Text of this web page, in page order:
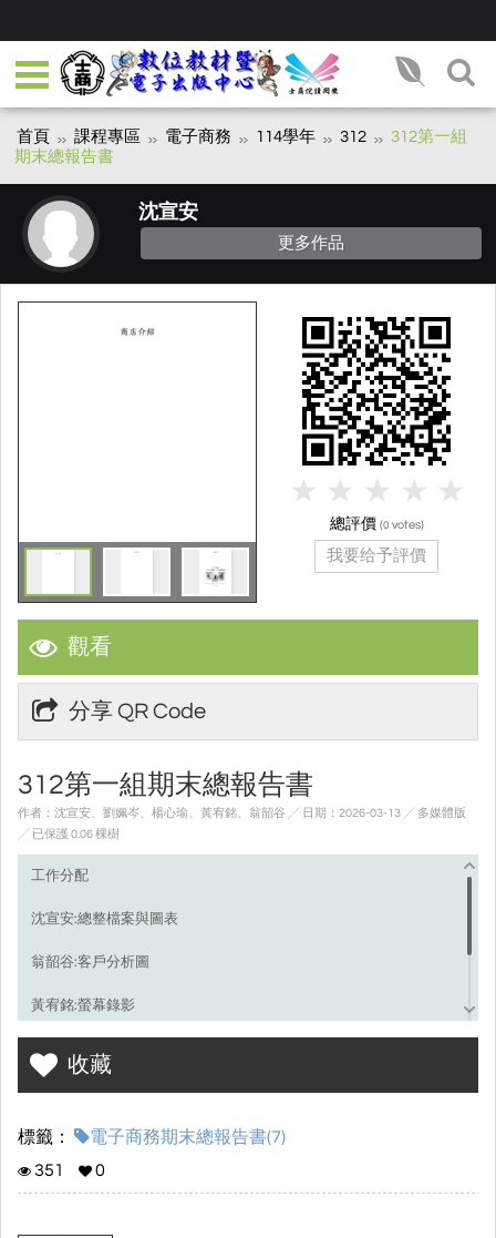
首頁 課程專區 電子商務 114學年 312
312第一組
期末總報告書
沈宣安
更多作品
觀看
分享 QR Code
312第一組期末總報告書
作者：沈宣安、劉姵岑、楊心瑜、黃宥銘、翁韶谷 ╱ 日期：2026-03-13 ╱ 多媒體版
╱ 已保護 0.06 棵樹
工作分配
沈宣安:總整檔案與圖表
翁韶谷:客戶分析圖
黃宥銘:螢幕錄影
劉姵岑:營業報表與網路流量分析表
收藏
標籤：
電子商務期末總報告書(7)
351
0
總評價 (0 votes)
我要给予評價